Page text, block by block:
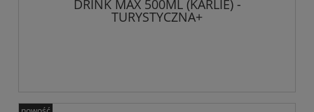
DRINK MAX 500ML (KARLIE) -
TURYSTYCZNA+